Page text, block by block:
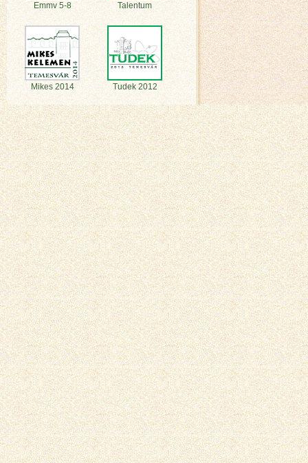
Emmv 5-8 Talentum
Mikes 2014 Tudek 2012